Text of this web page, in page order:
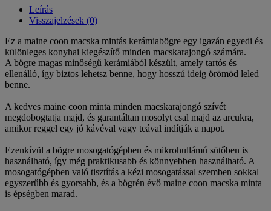
Leírás
Visszajelzések (0)
Ez a maine coon macska mintás kerámiabögre egy igazán egyedi és
különleges konyhai kiegészítő minden macskarajongó számára.
A bögre magas minőségű kerámiából készült, amely tartós és
ellenálló, így biztos lehetsz benne, hogy hosszú ideig örömöd leled
benne.
A kedves maine coon minta minden macskarajongó szívét
megdobogtatja majd, és garantáltan mosolyt csal majd az arcukra,
amikor reggel egy jó kávéval vagy teával indítják a napot.
Ezenkívül a bögre mosogatógépben és mikrohullámú sütőben is
használható, így még praktikusabb és könnyebben használható. A
mosogatógépben való tisztítás a kézi mosogatással szemben sokkal
egyszerűbb és gyorsabb, és a bögrén évő maine coon macska minta
is épségben marad.